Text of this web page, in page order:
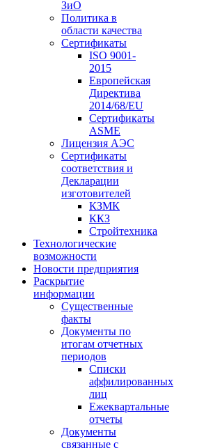
ЗиО
Политика в
области качества
Сертификаты
ISO 9001-
2015
Европейская
Директива
2014/68/EU
Сертификаты
ASME
Лицензия АЭС
Сертификаты
соответствия и
Декларации
изготовителей
КЗМК
ККЗ
Стройтехника
Технологические
возможности
Новости предприятия
Раскрытие
информации
Существенные
факты
Документы по
итогам отчетных
периодов
Списки
аффилированных
лиц
Ежеквартальные
отчеты
Документы
связанные с